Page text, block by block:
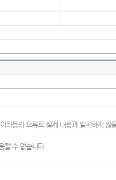
타등의 오류로 실제 내용과 일치하지
할 수 없습니다.